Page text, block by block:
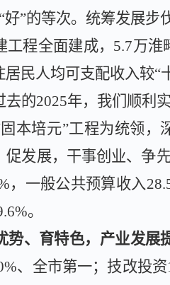
好”的等次。统筹发展
程全面建成， 5.7万淮
民人均可支配收入较“
去的2025年，我们顺利
本培元”工程为统领
促发展，干事创业、争
，一般公共预算收入
。
势、育特色，产业发展
、全市第一；技改投资